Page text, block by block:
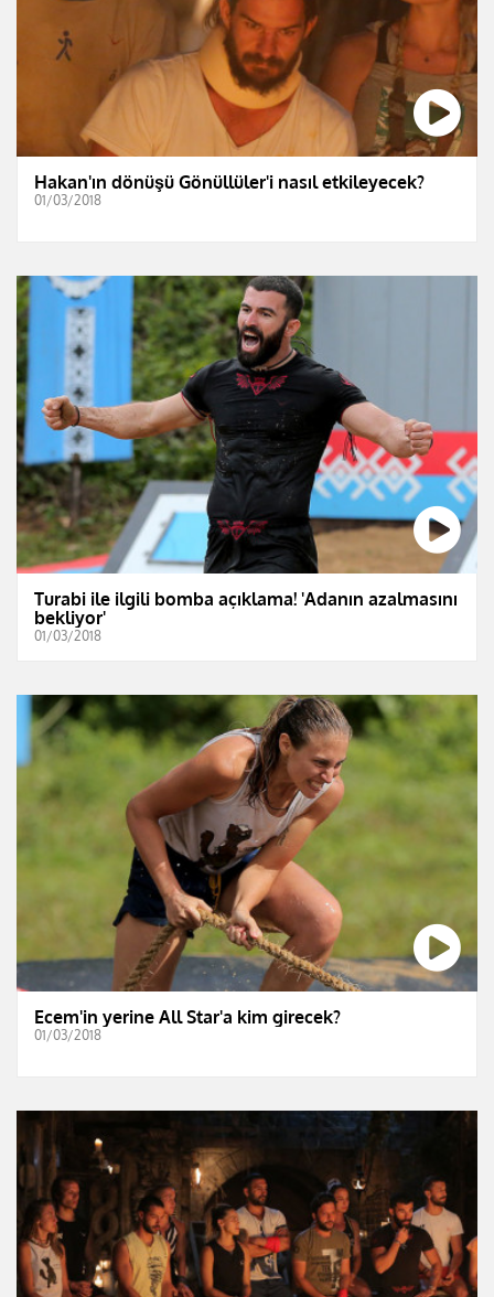
Hakan'ın dönüşü Gönüllüler'i nasıl etkileyecek?
01/03/2018
Turabi ile ilgili bomba açıklama! 'Adanın azalmasını
bekliyor'
01/03/2018
Ecem'in yerine All Star'a kim girecek?
01/03/2018